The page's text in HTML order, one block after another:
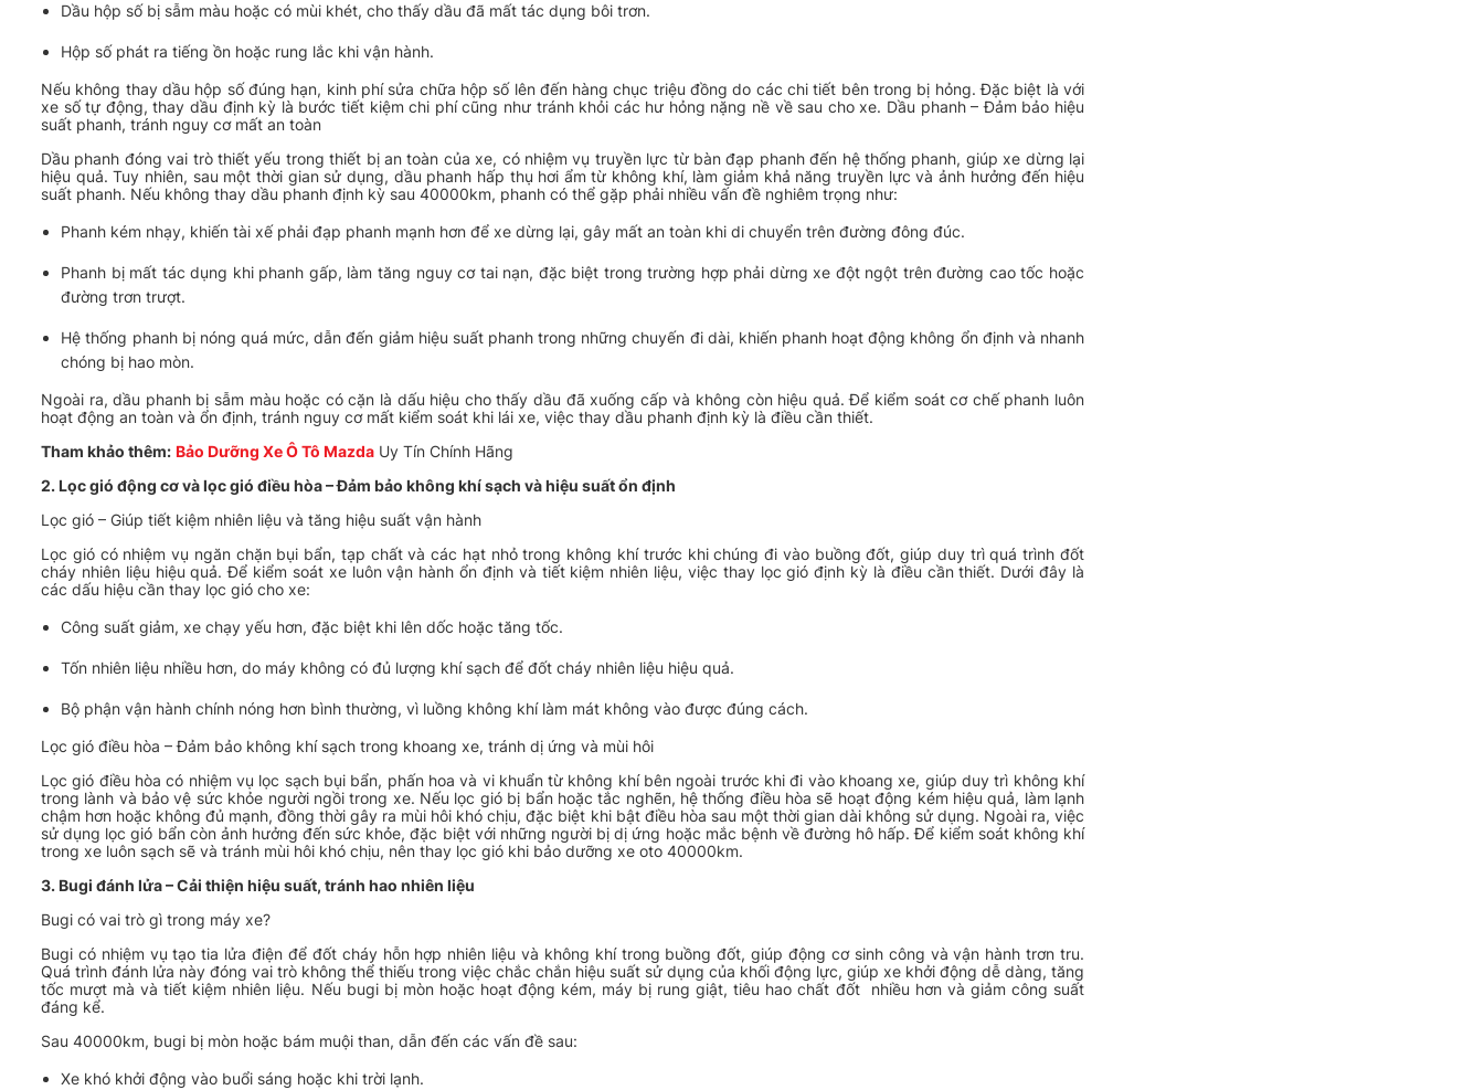
Dầu hộp số bị sẫm màu hoặc có mùi khét, cho thấy dầu đã mất tác dụng bôi trơn.
Hộp số phát ra tiếng ồn hoặc rung lắc khi vận hành.
Nếu không thay dầu hộp số đúng hạn, kinh phí sửa chữa hộp số lên đến hàng chục triệu đồng do các chi tiết bên trong bị hỏng. Đặc biệt là với
xe số tự động, thay dầu định kỳ là bước tiết kiệm chi phí cũng như tránh khỏi các hư hỏng nặng nề về sau cho xe. Dầu phanh – Đảm bảo hiệu
suất phanh, tránh nguy cơ mất an toàn
Dầu phanh đóng vai trò thiết yếu trong thiết bị an toàn của xe, có nhiệm vụ truyền lực từ bàn đạp phanh đến hệ thống phanh, giúp xe dừng lại
hiệu quả. Tuy nhiên, sau một thời gian sử dụng, dầu phanh hấp thụ hơi ẩm từ không khí, làm giảm khả năng truyền lực và ảnh hưởng đến hiệu
suất phanh. Nếu không thay dầu phanh định kỳ sau 40000km, phanh có thể gặp phải nhiều vấn đề nghiêm trọng như:
Phanh kém nhạy, khiến tài xế phải đạp phanh mạnh hơn để xe dừng lại, gây mất an toàn khi di chuyển trên đường đông đúc.
Phanh bị mất tác dụng khi phanh gấp, làm tăng nguy cơ tai nạn, đặc biệt trong trường hợp phải dừng xe đột ngột trên đường cao tốc hoặc
đường trơn trượt.
Hệ thống phanh bị nóng quá mức, dẫn đến giảm hiệu suất phanh trong những chuyến đi dài, khiến phanh hoạt động không ổn định và nhanh
chóng bị hao mòn.
Ngoài ra, dầu phanh bị sẫm màu hoặc có cặn là dấu hiệu cho thấy dầu đã xuống cấp và không còn hiệu quả. Để kiểm soát cơ chế phanh luôn
hoạt động an toàn và ổn định, tránh nguy cơ mất kiểm soát khi lái xe, việc thay dầu phanh định kỳ là điều cần thiết.
Tham khảo thêm: Bảo Dưỡng Xe Ô Tô Mazda Uy Tín Chính Hãng
2. Lọc gió động cơ và lọc gió điều hòa – Đảm bảo không khí sạch và hiệu suất ổn định
Lọc gió – Giúp tiết kiệm nhiên liệu và tăng hiệu suất vận hành
Lọc gió có nhiệm vụ ngăn chặn bụi bẩn, tạp chất và các hạt nhỏ trong không khí trước khi chúng đi vào buồng đốt, giúp duy trì quá trình đốt
cháy nhiên liệu hiệu quả. Để kiểm soát xe luôn vận hành ổn định và tiết kiệm nhiên liệu, việc thay lọc gió định kỳ là điều cần thiết. Dưới đây là
các dấu hiệu cần thay lọc gió cho xe:
Công suất giảm, xe chạy yếu hơn, đặc biệt khi lên dốc hoặc tăng tốc.
Tốn nhiên liệu nhiều hơn, do máy không có đủ lượng khí sạch để đốt cháy nhiên liệu hiệu quả.
Bộ phận vận hành chính nóng hơn bình thường, vì luồng không khí làm mát không vào được đúng cách.
Lọc gió điều hòa – Đảm bảo không khí sạch trong khoang xe, tránh dị ứng và mùi hôi
Lọc gió điều hòa có nhiệm vụ lọc sạch bụi bẩn, phấn hoa và vi khuẩn từ không khí bên ngoài trước khi đi vào khoang xe, giúp duy trì không khí
trong lành và bảo vệ sức khỏe người ngồi trong xe. Nếu lọc gió bị bẩn hoặc tắc nghẽn, hệ thống điều hòa sẽ hoạt động kém hiệu quả, làm lạnh
chậm hơn hoặc không đủ mạnh, đồng thời gây ra mùi hôi khó chịu, đặc biệt khi bật điều hòa sau một thời gian dài không sử dụng. Ngoài ra, việc
sử dụng lọc gió bẩn còn ảnh hưởng đến sức khỏe, đặc biệt với những người bị dị ứng hoặc mắc bệnh về đường hô hấp. Để kiểm soát không khí
trong xe luôn sạch sẽ và tránh mùi hôi khó chịu, nên thay lọc gió khi bảo dưỡng xe oto 40000km.
3. Bugi đánh lửa – Cải thiện hiệu suất, tránh hao nhiên liệu
Bugi có vai trò gì trong máy xe?
Bugi có nhiệm vụ tạo tia lửa điện để đốt cháy hỗn hợp nhiên liệu và không khí trong buồng đốt, giúp động cơ sinh công và vận hành trơn tru.
Quá trình đánh lửa này đóng vai trò không thể thiếu trong việc chắc chắn hiệu suất sử dụng của khối động lực, giúp xe khởi động dễ dàng, tăng
tốc mượt mà và tiết kiệm nhiên liệu. Nếu bugi bị mòn hoặc hoạt động kém, máy bị rung giật, tiêu hao chất đốt nhiều hơn và giảm công suất
đáng kể.
Sau 40000km, bugi bị mòn hoặc bám muội than, dẫn đến các vấn đề sau:
Xe khó khởi động vào buổi sáng hoặc khi trời lạnh.